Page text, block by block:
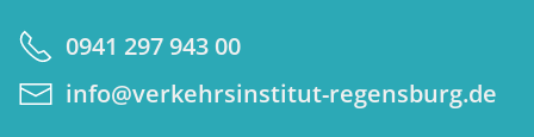
0941 297 943 00
info@verkehrsinstitut-regensburg.de